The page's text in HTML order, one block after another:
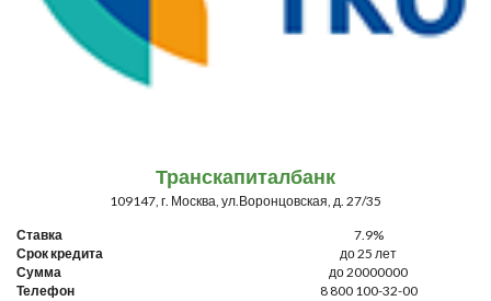
Транскапиталбанк
109147, г. Москва, ул.Воронцовская, д. 27/35
Ставка
7.9%
Срок кредита
до 25 лет
Сумма
до 20000000
Телефон
8 800 100-32-00